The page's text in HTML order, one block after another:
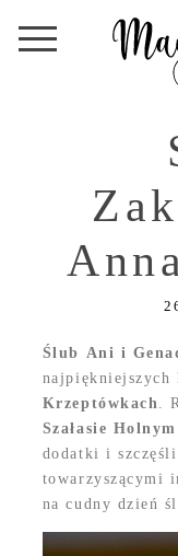
Ślub Ani i
najpiękniejszych
Krzeptówkach
.
Szałasie Holnym
dodatki i
towarzyszącymi
na cudny dzień